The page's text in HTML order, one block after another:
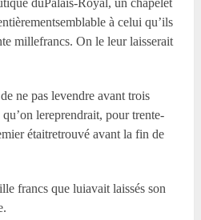
duPalais-Royal, un chapelet
à celui qu’ils
millefrancs. On le leur laisserait
ne pas levendre avant trois
lereprendrait, pour trente-
étaitretrouvé avant la fin de
francs que luiavait laissés son